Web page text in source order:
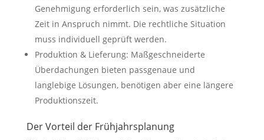
Genehmigung erforderlich sein, was zusätzliche
Zeit in Anspruch nimmt. Die rechtliche Situation
muss individuell geprüft werden.
Produktion & Lieferung: Maßgeschneiderte
Überdachungen bieten passgenaue und
langlebige Lösungen, benötigen aber eine längere
Produktionszeit.
Der Vorteil der Frühjahrsplanung